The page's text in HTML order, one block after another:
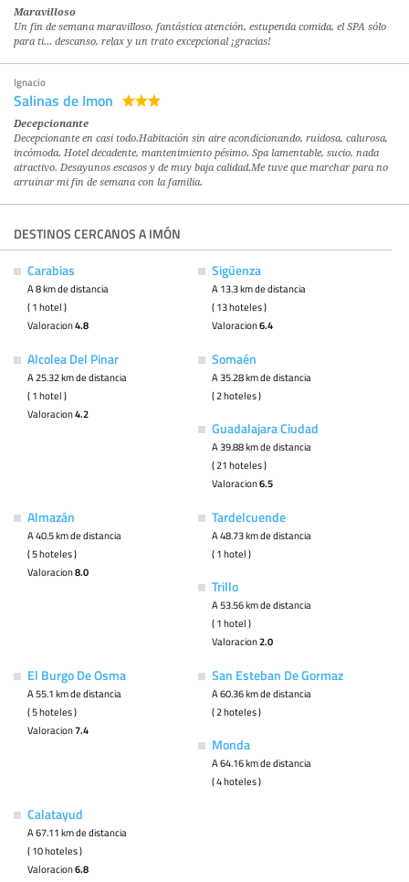
Maravilloso
Un fin de semana maravilloso, fantástica atención, estupenda comida, el SPA sólo
para ti... descanso, relax y un trato excepcional ¡gracias!
Ignacio
Salinas de Imon
Decepcionante
Decepcionante en casi todo.Habitación sin aire acondicionando, ruidosa, calurosa,
incómoda. Hotel decadente, mantenimiento pésimo. Spa lamentable, sucio, nada
atractivo. Desayunos escasos y de muy baja calidad.Me tuve que marchar para no
arruinar mi fin de semana con la familia.
DESTINOS CERCANOS A IMÓN
Carabias
A 8 km de distancia
( 1 hotel )
Valoracion4.8
Sigüenza
A 13.3 km de distancia
( 13 hoteles )
Valoracion6.4
Alcolea Del Pinar
A 25.32 km de distancia
( 1 hotel )
Valoracion4.2
Somaén
A 35.28 km de distancia
( 2 hoteles )
Guadalajara Ciudad
A 39.88 km de distancia
( 21 hoteles )
Valoracion6.5
Almazán
A 40.5 km de distancia
( 5 hoteles )
Valoracion8.0
Tardelcuende
A 48.73 km de distancia
( 1 hotel )
Trillo
A 53.56 km de distancia
( 1 hotel )
Valoracion2.0
El Burgo De Osma
A 55.1 km de distancia
( 5 hoteles )
Valoracion7.4
San Esteban De Gormaz
A 60.36 km de distancia
( 2 hoteles )
Monda
A 64.16 km de distancia
( 4 hoteles )
Calatayud
A 67.11 km de distancia
( 10 hoteles )
Valoracion6.8